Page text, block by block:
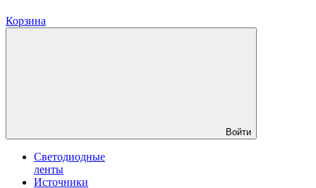
Корзина
Войти
Светодиодные
ленты
Источники